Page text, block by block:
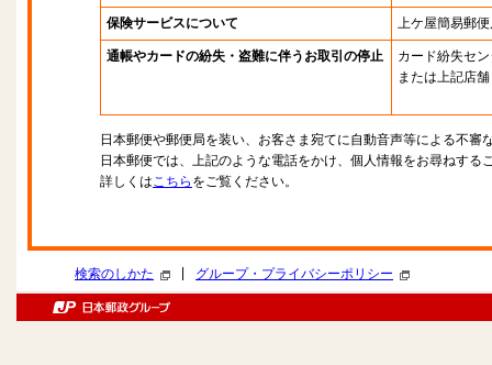
保険サービスについて 上ケ屋簡易郵
通帳やカードの紛失・盗難に伴うお取引の停止
カード紛失セ
または上記店舗
日本郵便や郵便局を装い、お客さま宛てに自動音声等による不審
日本郵便では、上記のような電話をかけ、個人情報をお尋ねする
詳しくはこちら をご覧ください。
検索のしかた グループ・プライバシーポリシー